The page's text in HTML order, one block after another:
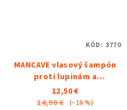
MANCAVE vlasový šampón
proti lupinám a
vypadávaniu vlasov 350ml
12,50 €
14,90 € (–16 %)
KÓD: 3770